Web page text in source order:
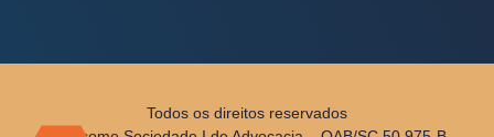
Todos os direitos reservados